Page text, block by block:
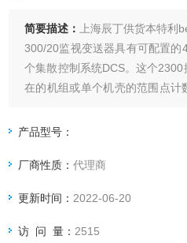
简要描述：
上海辰丁供货本特利
300/20监视变送器具有可配置的
个集散控制系统DCS。这个
在的机组或单个机壳的范围点计
产品型号：
厂商性质：代理商
更新时间： 2022-06-20
访 问 量： 2515